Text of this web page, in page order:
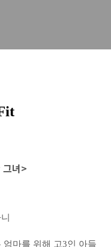
그녀>
마를 위해 고3인 아들